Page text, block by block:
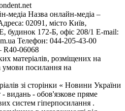
медіа Назва онлайн-медіа –
02091, місто Київ,
172-Б, офіс 208/1 E-mail:
Телефон: 044-205-43-00
R40-06068
матеріалів, розміщених на
умови посилання на
зі сторінки « Новини України
- видань - обов'язкове пряме
систем гіперпосилання .